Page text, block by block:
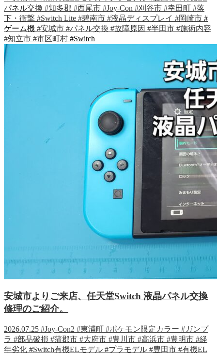
パネル交換 #知多郡 #西尾市 #Joy-Con #刈谷市 #幸田町 #落
下・衝撃 #Switch Lite #碧南市 #液晶ディスプレイ #岡崎市 #
ゲーム機 #安城市 #パネル交換 #故障原因 #半田市 #施術内容
#知立市 #市区町村 #Switch
安城市よりご来店、任天堂Switch 液晶パネル交換
修理のご紹介。
2026.07.25 #Joy-Con2 #東浦町 #ポケモン限定カラー #ガンプ
ラ #部品破損 #蒲郡市 #大府市 #豊川市 #高浜市 #豊明市 #経
年劣化 #Switch有機ELモデル #プラモデル #豊田市 #有機EL